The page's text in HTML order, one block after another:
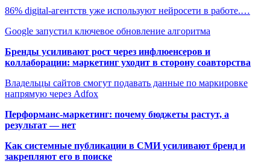
86% digital-агентств уже используют нейросети в работе.…
Google запустил ключевое обновление алгоритма
Бренды усиливают рост через инфлюенсеров и
коллаборации: маркетинг уходит в сторону соавторства
Владельцы сайтов смогут подавать данные по маркировке
напрямую через Adfox
Перформанс-маркетинг: почему бюджеты растут, а
результат — нет
Как системные публикации в СМИ усиливают бренд и
закрепляют его в поиске